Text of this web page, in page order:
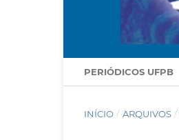
PERIÓDICOS UFPB
INÍCIO / ARQUIVOS /